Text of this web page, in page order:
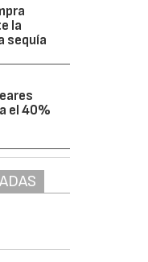
la
sequía
el 40%